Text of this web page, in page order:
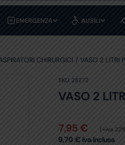
EMERGENZA AUSILI
CHIRURGICI VASO 2 LITRI
SKU: 28272
VASO 2
7,95 € (+iva
9,70 € iva inclusa